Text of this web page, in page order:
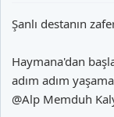
Şanlı destanın
Haymana'dan
adım adım
@Alp Memduh